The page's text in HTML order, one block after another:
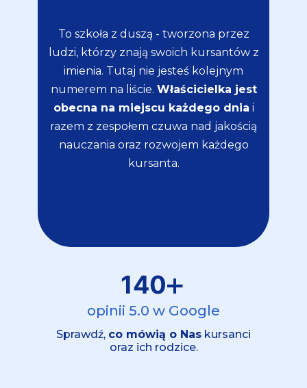
To szkoła z duszą - tworzona przez
ludzi, którzy znają swoich kursantów z
imienia. Tutaj nie jesteś kolejnym
numerem na liście. Właścicielka jest
obecna na miejscu każdego dnia i
razem z zespołem czuwa nad jakością
nauczania oraz rozwojem każdego
kursanta.
Sprawdź, co mówią o Nas kursanci
oraz ich rodzice.
140
opinii 5.0 w Google
+